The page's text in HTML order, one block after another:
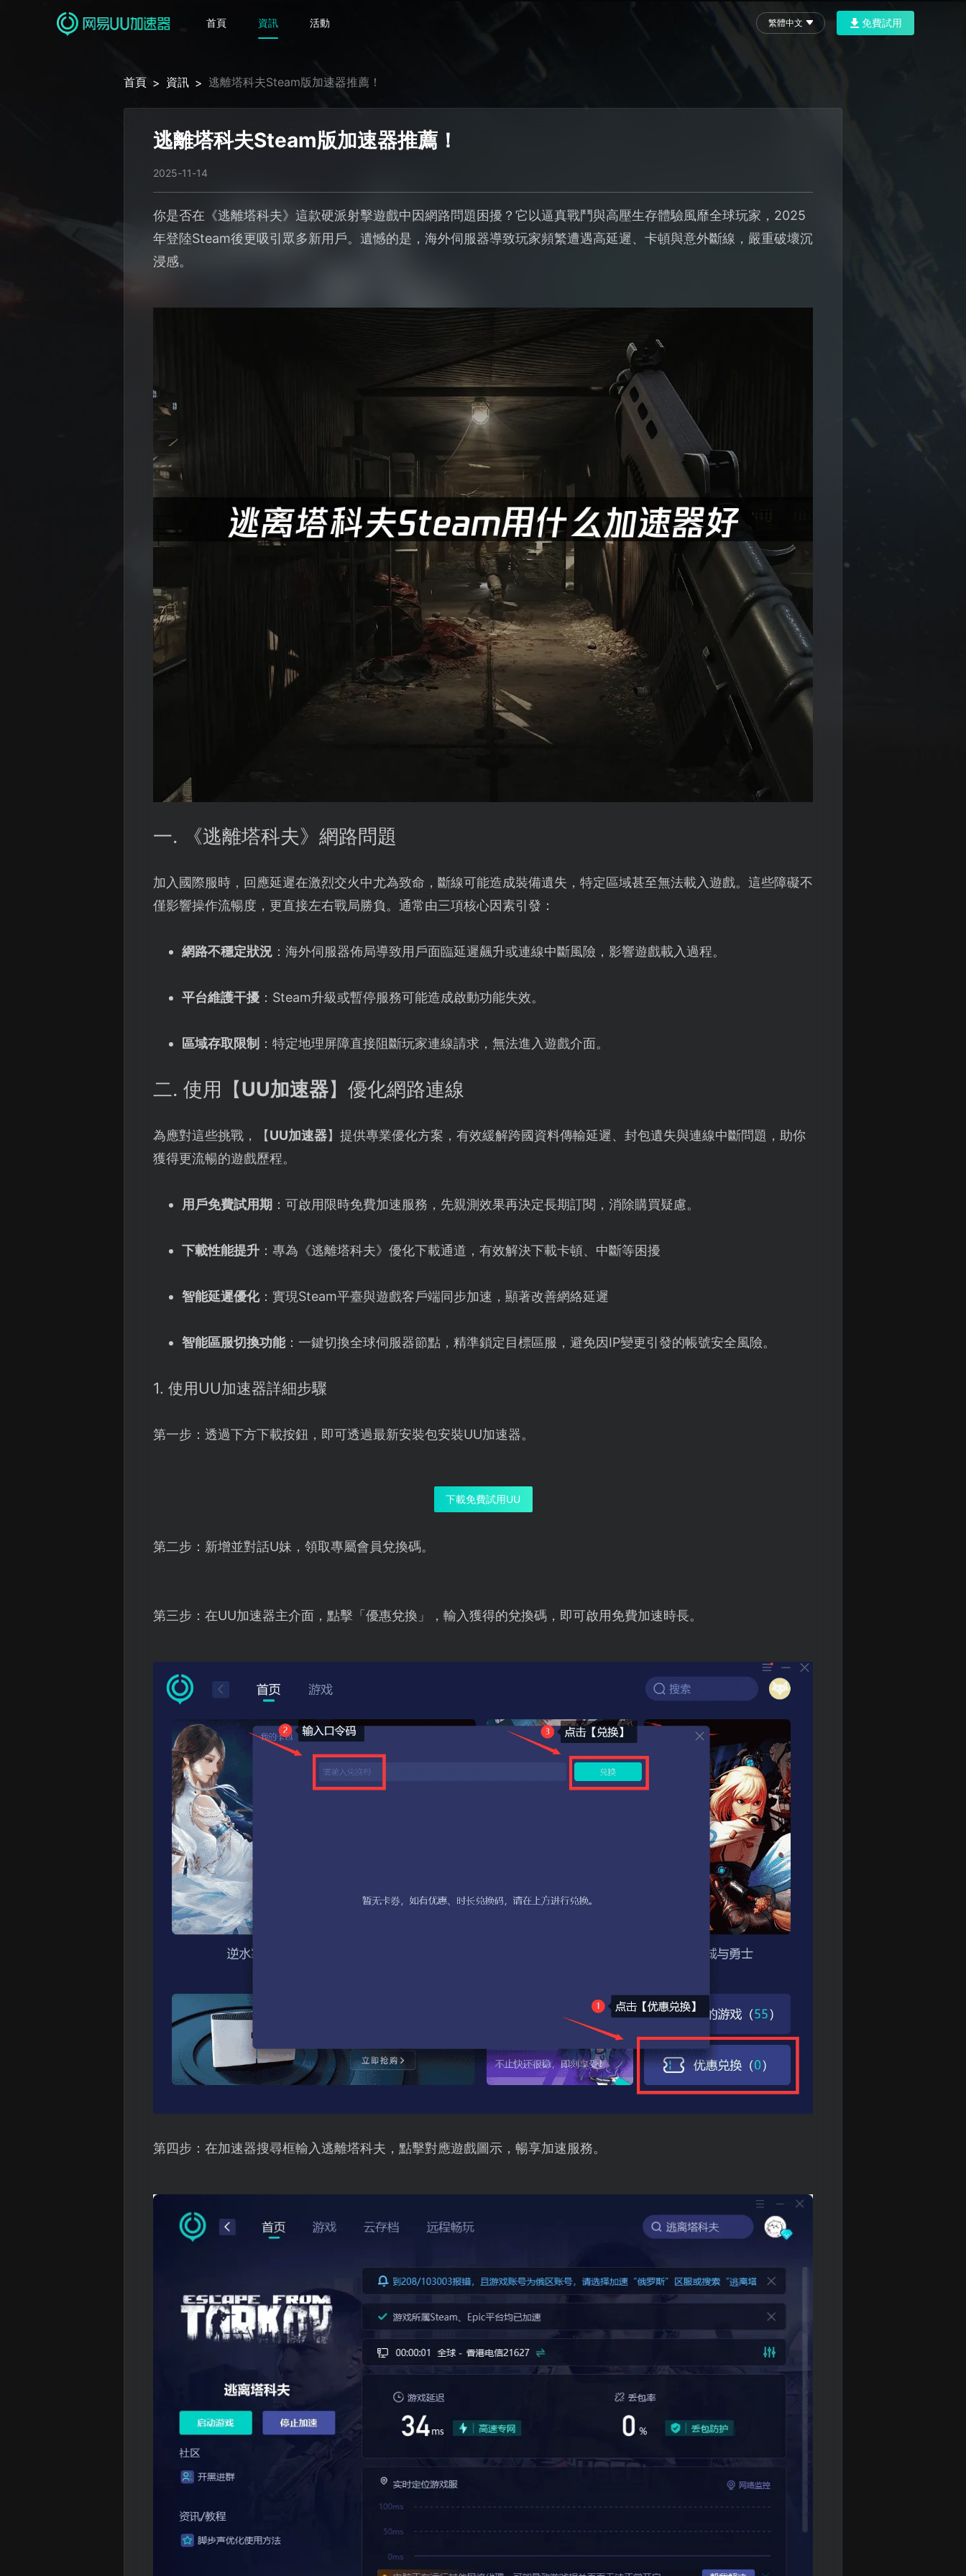
首頁 資訊 活動 繁體中文 免費試用
首頁 > 資訊 > 逃離塔科夫Steam版加速器推薦！
逃離塔科夫Steam版加速器推薦！
2025-11-14
你是否在《逃離塔科夫》這款硬派射擊遊戲中因網路問題困擾？它以逼真戰鬥與高壓生存體驗風靡全球玩家，2025
年登陸Steam後更吸引眾多新用戶。遺憾的是，海外伺服器導致玩家頻繁遭遇高延遲、卡頓與意外斷線，嚴重破壞沉
浸感。
一. 《逃離塔科夫》網路問題
加入國際服時，回應延遲在激烈交火中尤為致命，斷線可能造成裝備遺失，特定區域甚至無法載入遊戲。這些障礙不
僅影響操作流暢度，更直接左右戰局勝負。通常由三項核心因素引發：
網路不穩定狀況：海外伺服器佈局導致用戶面臨延遲飆升或連線中斷風險，影響遊戲載入過程。
平台維護干擾：Steam升級或暫停服務可能造成啟動功能失效。
區域存取限制 ：特定地理屏障直接阻斷玩家連線請求，無法進入遊戲介面。
二. 使用【UU加速器】優化網路連線
為應對這些挑戰，【UU加速器】提供專業優化方案，有效緩解跨國資料傳輸延遲、封包遺失與連線中斷問題，助你
獲得更流暢的遊戲歷程。
用戶免費試用期 ：可啟用限時免費加速服務，先親測效果再決定長期訂閱，消除購買疑慮。
下載性能提升：專為《逃離塔科夫》優化下載通道，有效解決下載卡頓、中斷等困擾
智能延遲優化：實現Steam平臺與遊戲客戶端同步加速，顯著改善網絡延遲
智能區服切換功能：一鍵切換全球伺服器節點，精準鎖定目標區服，避免因IP變更引發的帳號安全風險。
1. 使用UU加速器詳細步驟
第一步：透過下方下載按鈕，即可透過最新安裝包安裝UU加速器。
下載免費試用UU
第二步：新增並對話U妹，領取專屬會員兌換碼。
第三步：在UU加速器主介面，點擊「優惠兌換」，輸入獲得的兌換碼，即可啟用免費加速時長。
第四步：在加速器搜尋框輸入逃離塔科夫，點擊對應遊戲圖示，暢享加速服務。